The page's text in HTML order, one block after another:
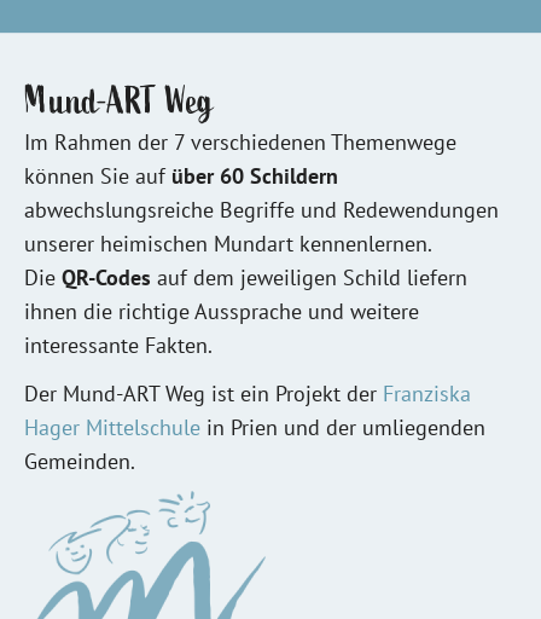
Mund-ART Weg
Im Rahmen der 7 verschiedenen Themenwege
können Sie auf über 60 Schildern
abwechslungsreiche Begriffe und Redewendungen
unserer heimischen Mundart kennenlernen.
Die QR-Codes auf dem jeweiligen Schild liefern
ihnen die richtige Aussprache und weitere
interessante Fakten.
Der Mund-ART Weg ist ein Projekt der Franziska
Hager Mittelschulein Prien und der umliegenden
Gemeinden.